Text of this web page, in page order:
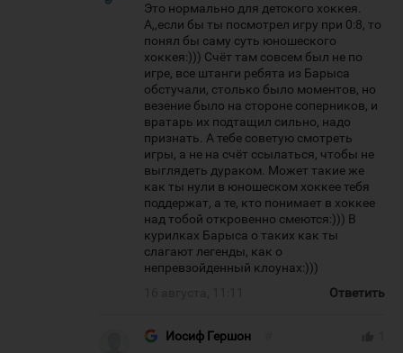
Это нормально для детского хоккея.
А,,если бы ты посмотрел игру при 0:8, то
понял бы саму суть юношеского
хоккея:))) Счёт там совсем был не по
игре, все штанги ребята из Барыса
обстучали, столько было моментов, но
везение было на стороне соперников, и
вратарь их подтащил сильно, надо
признать. А тебе советую смотреть
игры, а не на счёт ссылаться, чтобы не
выглядеть дураком. Может такие же
как ты нули в юношеском хоккее тебя
поддержат, а те, кто понимает в хоккее
над тобой откровенно смеются:))) В
курилках Барыса о таких как ты
слагают легенды, как о
непревзойденный клоунах:)))
Ответить
Иосиф Гершон